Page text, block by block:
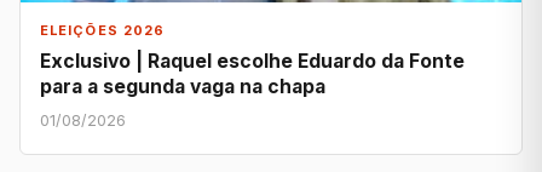
ELEIÇÕES 2026
Exclusivo | Raquel escolhe Eduardo da Fonte
para a segunda vaga na chapa
01/08/2026